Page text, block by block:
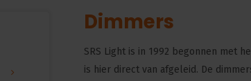
Dimmers
SRS Light is in 1992 begonnen met
is hier direct van afgeleid. De